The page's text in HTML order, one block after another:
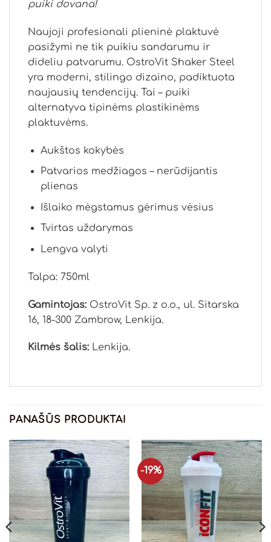
puiki dovana!
Naujoji profesionali plieninė plaktuvė
pasižymi ne tik puikiu sandarumu ir
dideliu patvarumu. OstroVit Shaker Steel
yra moderni, stilingo dizaino, padiktuota
naujausių tendencijų. Tai – puiki
alternatyva tipinėms plastikinėms
plaktuvėms.
Aukštos kokybės
Patvarios medžiagos – nerūdijantis
plienas
Išlaiko mėgstamus gėrimus vėsius
Tvirtas uždarymas
Lengva valyti
Talpa: 750ml
Gamintojas: OstroVit Sp. z o.o., ul. Sitarska
16, 18-300 Zambrow, Lenkija.
Kilmės šalis: Lenkija.
PANAŠŪS PRODUKTAI
-19%